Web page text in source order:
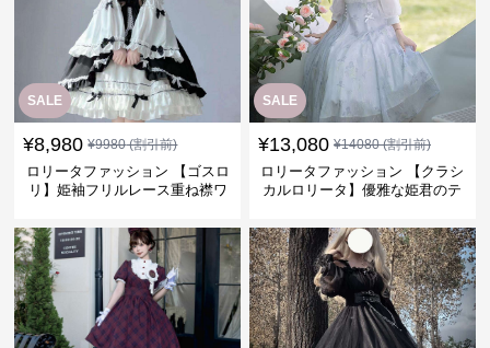
SALE
¥8,980 ¥9980(割引前)
ロリータファッション 【ゴスロ
リ】姫袖フリルレース重ね襟ワ
SALE
¥13,080 ¥14080(割引前)
ロリータファッション 【クラシ
カルロリータ】優雅な姫君のテ